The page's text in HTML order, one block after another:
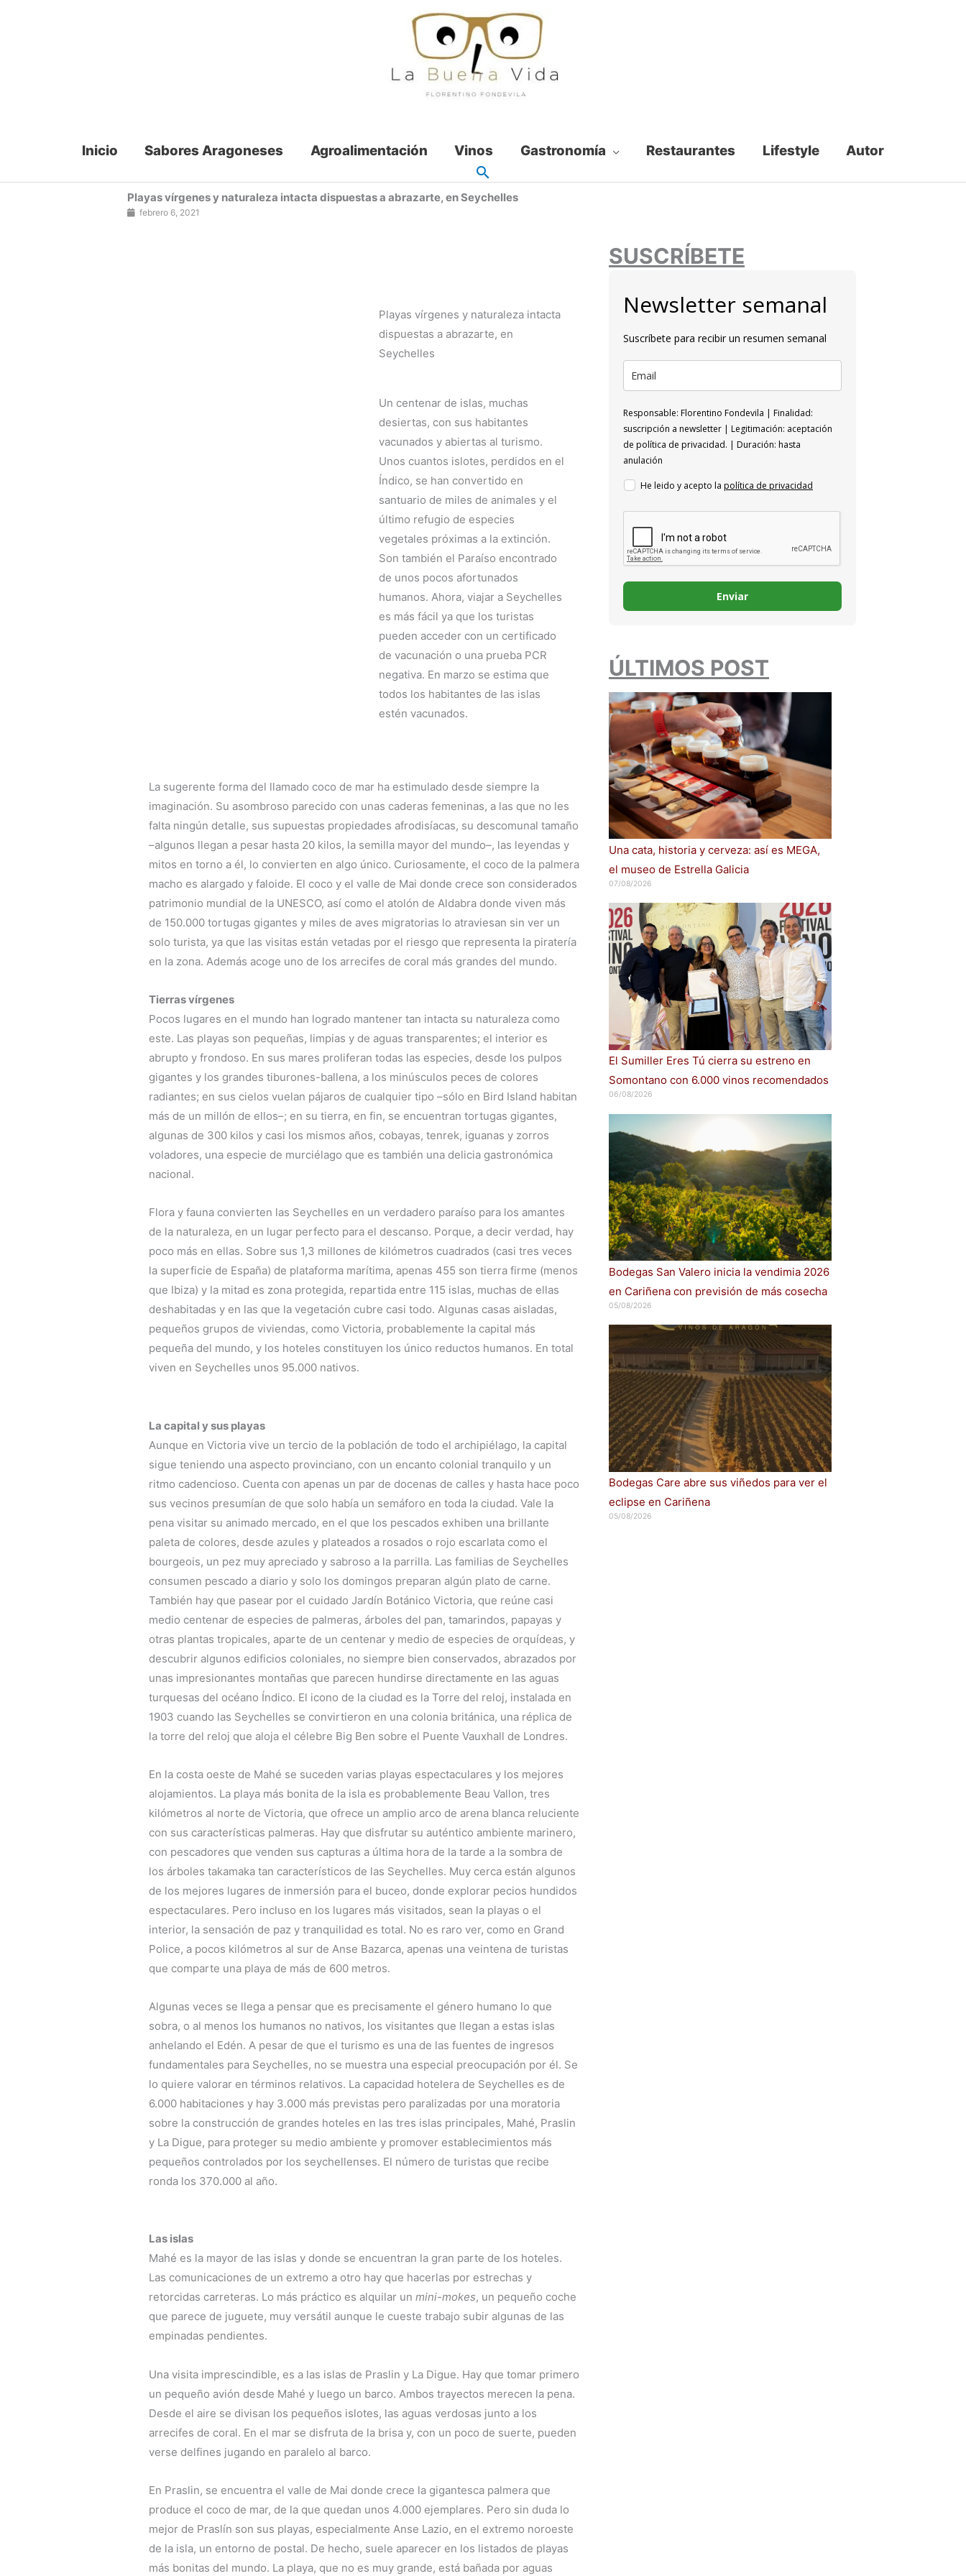
Inicio Sabores Aragoneses Agroalimentación Vinos Gastronomía Restaurantes Lifestyle Autor
Playas vírgenes y naturaleza intacta dispuestas a abrazarte, en Seychelles
febrero 6, 2021
Playas vírgenes y naturaleza intacta
dispuestas a abrazarte, en
Seychelles
Un centenar de islas, muchas
desiertas, con sus habitantes
vacunados y abiertas al turismo.
Unos cuantos islotes, perdidos en el
Índico, se han convertido en
santuario de miles de animales y el
último refugio de especies
vegetales próximas a la extinción.
Son también el Paraíso encontrado
de unos pocos afortunados
humanos. Ahora, viajar a Seychelles
es más fácil ya que los turistas
pueden acceder con un certificado
de vacunación o una prueba PCR
negativa. En marzo se estima que
todos los habitantes de las islas
estén vacunados.
La sugerente forma del llamado coco de mar ha estimulado desde siempre la
imaginación. Su asombroso parecido con unas caderas femeninas, a las que no les
falta ningún detalle, sus supuestas propiedades afrodisíacas, su descomunal tamaño
–algunos llegan a pesar hasta 20 kilos, la semilla mayor del mundo–, las leyendas y
mitos en torno a él, lo convierten en algo único. Curiosamente, el coco de la palmera
macho es alargado y faloide. El coco y el valle de Mai donde crece son considerados
patrimonio mundial de la UNESCO, así como el atolón de Aldabra donde viven más
de 150.000 tortugas gigantes y miles de aves migratorias lo atraviesan sin ver un
solo turista, ya que las visitas están vetadas por el riesgo que representa la piratería
en la zona. Además acoge uno de los arrecifes de coral más grandes del mundo.
Tierras vírgenes
Pocos lugares en el mundo han logrado mantener tan intacta su naturaleza como
este. Las playas son pequeñas, limpias y de aguas transparentes; el interior es
abrupto y frondoso. En sus mares proliferan todas las especies, desde los pulpos
gigantes y los grandes tiburones-ballena, a los minúsculos peces de colores
radiantes; en sus cielos vuelan pájaros de cualquier tipo –sólo en Bird Island habitan
más de un millón de ellos–; en su tierra, en fin, se encuentran tortugas gigantes,
algunas de 300 kilos y casi los mismos años, cobayas, tenrek, iguanas y zorros
voladores, una especie de murciélago que es también una delicia gastronómica
nacional.
Flora y fauna convierten las Seychelles en un verdadero paraíso para los amantes
de la naturaleza, en un lugar perfecto para el descanso. Porque, a decir verdad, hay
poco más en ellas. Sobre sus 1,3 millones de kilómetros cuadrados (casi tres veces
la superficie de España) de plataforma marítima, apenas 455 son tierra firme (menos
que Ibiza) y la mitad es zona protegida, repartida entre 115 islas, muchas de ellas
deshabitadas y en las que la vegetación cubre casi todo. Algunas casas aisladas,
pequeños grupos de viviendas, como Victoria, probablemente la capital más
pequeña del mundo, y los hoteles constituyen los único reductos humanos. En total
viven en Seychelles unos 95.000 nativos.
La capital y sus playas
Aunque en Victoria vive un tercio de la población de todo el archipiélago, la capital
sigue teniendo una aspecto provinciano, con un encanto colonial tranquilo y un
ritmo cadencioso. Cuenta con apenas un par de docenas de calles y hasta hace poco
sus vecinos presumían de que solo había un semáforo en toda la ciudad. Vale la
pena visitar su animado mercado, en el que los pescados exhiben una brillante
paleta de colores, desde azules y plateados a rosados o rojo escarlata como el
bourgeois, un pez muy apreciado y sabroso a la parrilla. Las familias de Seychelles
consumen pescado a diario y solo los domingos preparan algún plato de carne.
También hay que pasear por el cuidado Jardín Botánico Victoria, que reúne casi
medio centenar de especies de palmeras, árboles del pan, tamarindos, papayas y
otras plantas tropicales, aparte de un centenar y medio de especies de orquídeas, y
descubrir algunos edificios coloniales, no siempre bien conservados, abrazados por
unas impresionantes montañas que parecen hundirse directamente en las aguas
turquesas del océano Índico. El icono de la ciudad es la Torre del reloj, instalada en
1903 cuando las Seychelles se convirtieron en una colonia británica, una réplica de
la torre del reloj que aloja el célebre Big Ben sobre el Puente Vauxhall de Londres.
En la costa oeste de Mahé se suceden varias playas espectaculares y los mejores
alojamientos. La playa más bonita de la isla es probablemente Beau Vallon, tres
kilómetros al norte de Victoria, que ofrece un amplio arco de arena blanca reluciente
con sus características palmeras. Hay que disfrutar su auténtico ambiente marinero,
con pescadores que venden sus capturas a última hora de la tarde a la sombra de
los árboles takamaka tan característicos de las Seychelles. Muy cerca están algunos
de los mejores lugares de inmersión para el buceo, donde explorar pecios hundidos
espectaculares. Pero incluso en los lugares más visitados, sean la playas o el
interior, la sensación de paz y tranquilidad es total. No es raro ver, como en Grand
Police, a pocos kilómetros al sur de Anse Bazarca, apenas una veintena de turistas
que comparte una playa de más de 600 metros.
Algunas veces se llega a pensar que es precisamente el género humano lo que
sobra, o al menos los humanos no nativos, los visitantes que llegan a estas islas
anhelando el Edén. A pesar de que el turismo es una de las fuentes de ingresos
fundamentales para Seychelles, no se muestra una especial preocupación por él. Se
lo quiere valorar en términos relativos. La capacidad hotelera de Seychelles es de
6.000 habitaciones y hay 3.000 más previstas pero paralizadas por una moratoria
sobre la construcción de grandes hoteles en las tres islas principales, Mahé, Praslin
y La Digue, para proteger su medio ambiente y promover establecimientos más
pequeños controlados por los seychellenses. El número de turistas que recibe
ronda los 370.000 al año.
Las islas
Mahé es la mayor de las islas y donde se encuentran la gran parte de los hoteles.
Las comunicaciones de un extremo a otro hay que hacerlas por estrechas y
retorcidas carreteras. Lo más práctico es alquilar un mini-mokes, un pequeño coche
que parece de juguete, muy versátil aunque le cueste trabajo subir algunas de las
empinadas pendientes.
Una visita imprescindible, es a las islas de Praslin y La Digue. Hay que tomar primero
un pequeño avión desde Mahé y luego un barco. Ambos trayectos merecen la pena.
Desde el aire se divisan los pequeños islotes, las aguas verdosas junto a los
arrecifes de coral. En el mar se disfruta de la brisa y, con un poco de suerte, pueden
verse delfines jugando en paralelo al barco.
En Praslin, se encuentra el valle de Mai donde crece la gigantesca palmera que
produce el coco de mar, de la que quedan unos 4.000 ejemplares. Pero sin duda lo
mejor de Praslín son sus playas, especialmente Anse Lazio, en el extremo noroeste
de la isla, un entorno de postal. De hecho, suele aparecer en los listados de playas
más bonitas del mundo. La playa, que no es muy grande, está bañada por aguas
SUSCRÍBETE
Newsletter semanal
Suscríbete para recibir un resumen semanal
Responsable: Florentino Fondevila | Finalidad:
suscripción a newsletter | Legitimación: aceptación
de política de privacidad. | Duración: hasta
anulación
He leido y acepto la política de privacidad
Enviar
ÚLTIMOS POST
Una cata, historia y cerveza: así es MEGA,
el museo de Estrella Galicia
07/08/2026
El Sumiller Eres Tú cierra su estreno en
Somontano con 6.000 vinos recomendados
06/08/2026
Bodegas San Valero inicia la vendimia 2026
en Cariñena con previsión de más cosecha
05/08/2026
Bodegas Care abre sus viñedos para ver el
eclipse en Cariñena
05/08/2026